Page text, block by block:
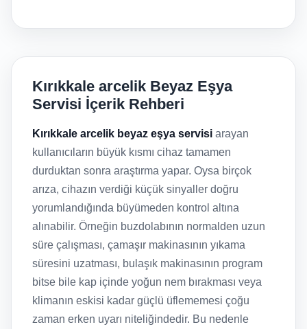
Kırıkkale arcelik Beyaz Eşya
Servisi İçerik Rehberi
Kırıkkale arcelik beyaz eşya servisi arayan
kullanıcıların büyük kısmı cihaz tamamen
durduktan sonra araştırma yapar. Oysa birçok
arıza, cihazın verdiği küçük sinyaller doğru
yorumlandığında büyümeden kontrol altına
alınabilir. Örneğin buzdolabının normalden uzun
süre çalışması, çamaşır makinasının yıkama
süresini uzatması, bulaşık makinasının program
bitse bile kap içinde yoğun nem bırakması veya
klimanın eskisi kadar güçlü üflememesi çoğu
zaman erken uyarı niteliğindedir. Bu nedenle